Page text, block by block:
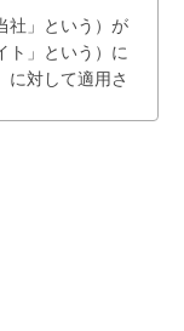
社」という）が
」という）に
に対して適用さ
じた場合に